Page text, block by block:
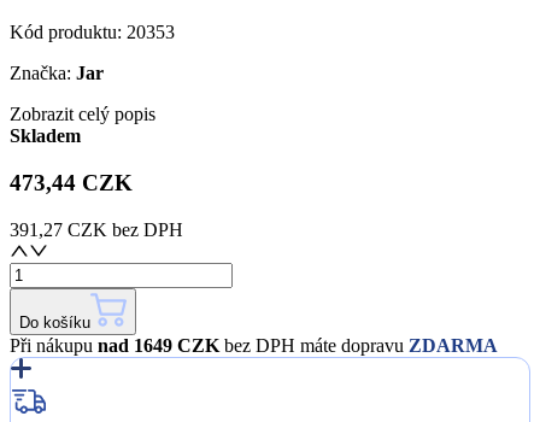
Kód produktu: 20353
Značka: Jar
Zobrazit celý popis
Skladem
473,44 CZK
391,27 CZK bez DPH
Do košíku
Při nákupu nad 1649 CZK bez DPH máte dopravu ZDARMA